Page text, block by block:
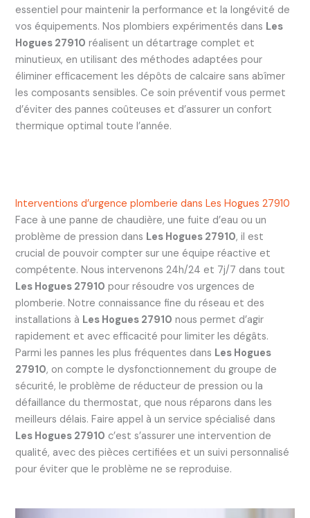
essentiel pour maintenir la performance et la longévité de
vos équipements. Nos plombiers expérimentés dans Les
Hogues 27910 réalisent un détartrage complet et
minutieux, en utilisant des méthodes adaptées pour
éliminer efficacement les dépôts de calcaire sans abîmer
les composants sensibles. Ce soin préventif vous permet
d’éviter des pannes coûteuses et d’assurer un confort
thermique optimal toute l’année.
Interventions d’urgence plomberie dans Les Hogues 27910
Face à une panne de chaudière, une fuite d’eau ou un
problème de pression dans Les Hogues 27910, il est
crucial de pouvoir compter sur une équipe réactive et
compétente. Nous intervenons 24h/24 et 7j/7 dans tout
Les Hogues 27910 pour résoudre vos urgences de
plomberie. Notre connaissance fine du réseau et des
installations à Les Hogues 27910 nous permet d’agir
rapidement et avec efficacité pour limiter les dégâts.
Parmi les pannes les plus fréquentes dans Les Hogues
27910, on compte le dysfonctionnement du groupe de
sécurité, le problème de réducteur de pression ou la
défaillance du thermostat, que nous réparons dans les
meilleurs délais. Faire appel à un service spécialisé dans
Les Hogues 27910 c’est s’assurer une intervention de
qualité, avec des pièces certifiées et un suivi personnalisé
pour éviter que le problème ne se reproduise.